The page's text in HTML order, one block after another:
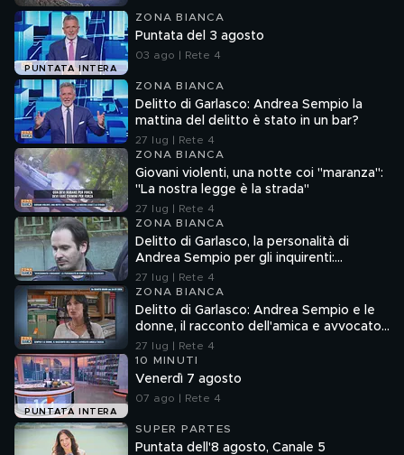
PUNTATA INTERA
ZONA BIANCA
Puntata del 3 agosto
03 ago | Rete 4
ZONA BIANCA
Delitto di Garlasco: Andrea Sempio la
mattina del delitto è stato in un bar?
27 lug | Rete 4
ZONA BIANCA
Giovani violenti, una notte coi "maranza":
"La nostra legge è la strada"
27 lug | Rete 4
ZONA BIANCA
Delitto di Garlasco, la personalità di
Andrea Sempio per gli inquirenti:
"Ossessionato e bugiardo"
27 lug | Rete 4
ZONA BIANCA
Delitto di Garlasco: Andrea Sempio e le
donne, il racconto dell'amica e avvocato
Angela Taccia
27 lug | Rete 4
PUNTATA INTERA
10 MINUTI
Venerdì 7 agosto
07 ago | Rete 4
SUPER PARTES
Puntata dell'8 agosto, Canale 5